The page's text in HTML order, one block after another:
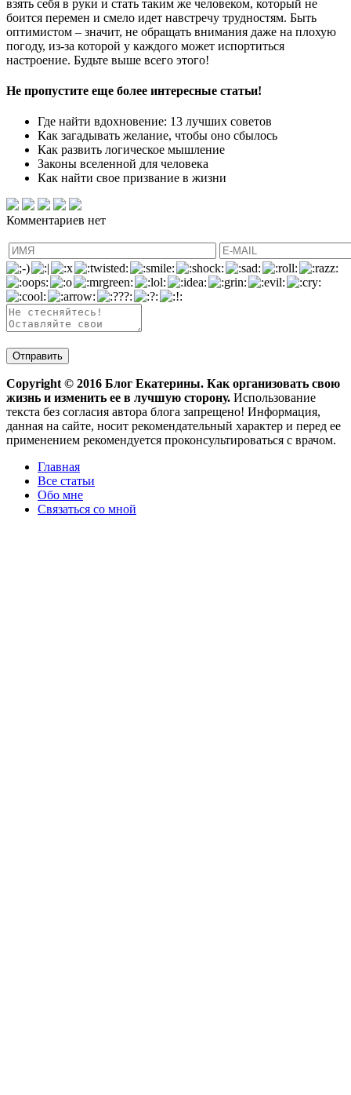
взять себя в руки и стать таким же человеком, который не
боится перемен и смело идет навстречу трудностям. Быть
оптимистом – значит, не обращать внимания даже на плохую
погоду, из-за которой у каждого может испортиться
настроение. Будьте выше всего этого!
Не пропустите еще более интересные статьи!
Где найти вдохновение: 13 лучших советов
Как загадывать желание, чтобы оно сбылось
Как развить логическое мышление
Законы вселенной для человека
Как найти свое призвание в жизни
Комментариев нет
Copyright © 2016 Блог Екатерины. Как организовать свою
жизнь и изменить ее в лучшую сторону. Использование
текста без согласия автора блога запрещено! Информация,
данная на сайте, носит рекомендательный характер и перед ее
применением рекомендуется проконсультироваться с врачом.
Главная
Все статьи
Обо мне
Связаться со мной